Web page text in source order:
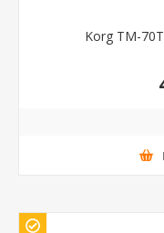
Korg TM-